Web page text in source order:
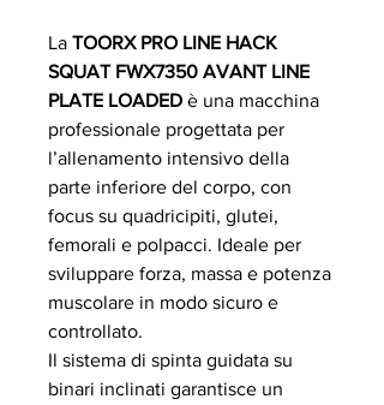
La TOORX PRO LINE HACK
SQUAT FWX7350 AVANT LINE
PLATE LOADED è una macchina
professionale progettata per
l’allenamento intensivo della
parte inferiore del corpo, con
focus su quadricipiti, glutei,
femorali e polpacci. Ideale per
sviluppare forza, massa e potenza
muscolare in modo sicuro e
controllato.
Il sistema di spinta guidata su
binari inclinati garantisce un